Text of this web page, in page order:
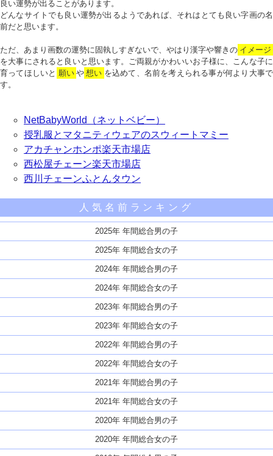
良い運勢が出ることがあります。
どんなサイトでも良い運勢が出るようであれば、それはとても良い字画の名
前だと思います。
ただ、あまり画数の運勢に固執しすぎないで、やはり漢字や響きの イメージ
を大事にされると良いと思います。ご両親がかわいいお子様に、こんな子に
育ってほしいと 願い や 想い を込めて、名前を考えられる事が何より大事で
す。
NetBabyWorld（ネットベビー）
授乳服とマタニティウェアのスウィートマミー
アカチャンホンポ楽天市場店
西松屋チェーン楽天市場店
西川チェーンふとんタウン
人気名前ランキング
2025年 年間総合男の子
2025年 年間総合女の子
2024年 年間総合男の子
2024年 年間総合女の子
2023年 年間総合男の子
2023年 年間総合女の子
2022年 年間総合男の子
2022年 年間総合女の子
2021年 年間総合男の子
2021年 年間総合女の子
2020年 年間総合男の子
2020年 年間総合女の子